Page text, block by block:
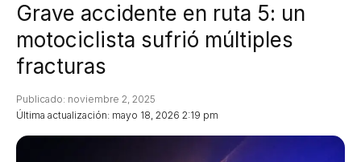
Grave accidente en ruta 5: un
motociclista sufrió múltiples
fracturas
Última actualización: mayo 18, 2026 2:19 pm
Publicado: noviembre 2, 2025